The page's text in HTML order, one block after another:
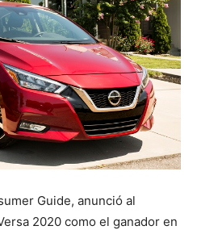
Guide, anunció al
2020 como el ganador en